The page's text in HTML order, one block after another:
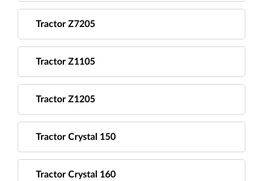
Tractor Z7205
Tractor Z1105
Tractor Z1205
Tractor Crystal 150
Tractor Crystal 160